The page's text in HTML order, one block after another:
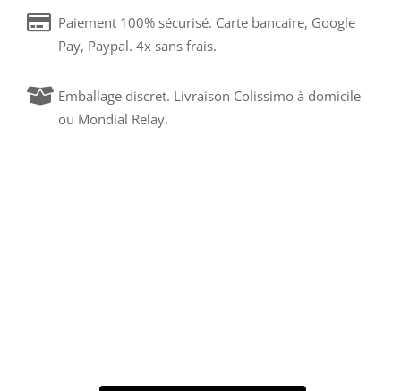
Paiement 100% sécurisé. Carte bancaire, Google
Pay, Paypal. 4x sans frais.
Emballage discret. Livraison Colissimo à domicile
ou Mondial Relay.